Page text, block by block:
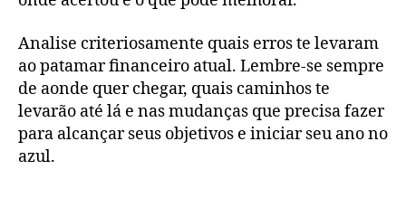
Analise criteriosamente quais erros te levaram
ao patamar financeiro atual. Lembre-se sempre
de aonde quer chegar, quais caminhos te
levarão até lá e nas mudanças que precisa fazer
para alcançar seus objetivos e iniciar seu ano no
azul.